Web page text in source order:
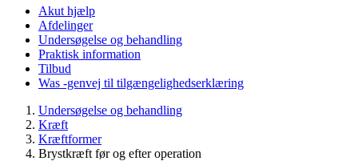
Akut hjælp
Afdelinger
Undersøgelse og behandling
Praktisk information
Tilbud
Was -genvej til tilgængelighedserklæring
Undersøgelse og behandling
Kræft
Kræftformer
Brystkræft før og efter operation